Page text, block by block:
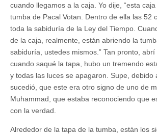
cuando llegamos a la caja. Yo dije, “esta
tumba de Pacal Votan. Dentro de ella las 52
toda la sabiduría de la Ley del Tiempo.
de la caja, realmente, están abriendo la
sabiduría, ustedes mismos.” Tan pronto, abrí
cuando saqué la tapa, hubo un tremendo
y todas las luces se apagaron. Supe, debido
sucedió, que este era otro signo de uno de
Muhammad, que estaba reconociendo que
con la verdad.
Alrededor de la tapa de la tumba, están los